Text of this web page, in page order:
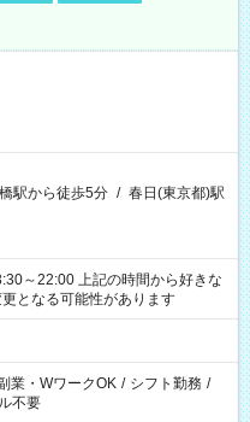
駅から徒歩5分 / 春日(東京都)駅
時間から好きな
となる可能性があります
業・WワークOK / シフト勤務 /
不要